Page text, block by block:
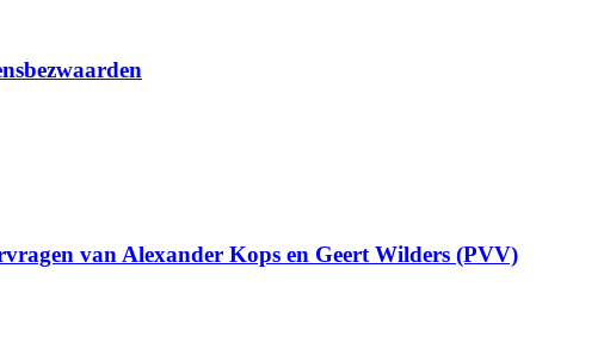
van Alexander Kops en Geert Wilders (PVV)